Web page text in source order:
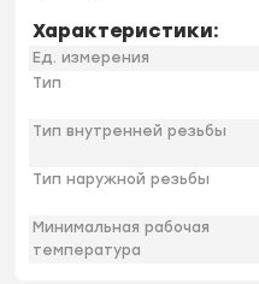
Характеристики:
Ед. измерения
Тип
Тип внутренней резьбы
Тип наружной резьбы
Минимальная рабочая
температура